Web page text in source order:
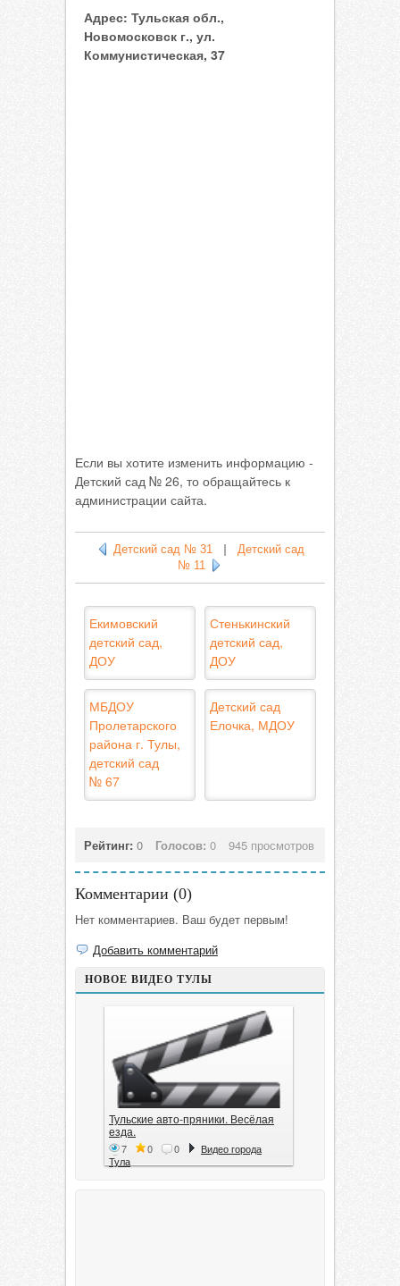
Адрес: Тульская обл.,
Новомосковск г., ул.
Коммунистическая, 37
Если вы хотите изменить информацию -
Детский сад № 26, то обращайтесь к
администрации сайта.
Детский сад № 31
Детский сад
№ 11
Екимовский
детский сад,
ДОУ
Стенькинский
детский сад,
ДОУ
МБДОУ
Пролетарского
района г. Тулы,
детский сад
№ 67
Детский сад
Елочка, МДОУ
Рейтинг: 0 Голосов: 0 945 просмотров
Комментарии (0)
Нет комментариев. Ваш будет первым!
Добавить комментарий
НОВОЕ ВИДЕО ТУЛЫ
Тульские авто-пряники. Весёлая
езда.
7 0 0
Видео города
Тула